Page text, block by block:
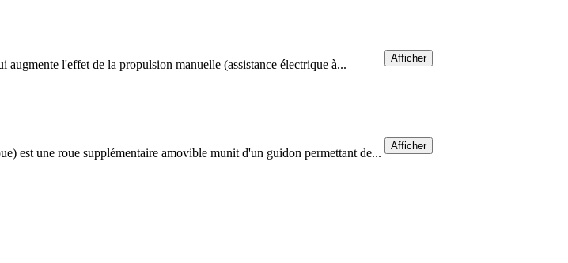
l'effet de la propulsion manuelle (assistance électrique à...
Afficher
est une roue supplémentaire amovible munit d'un guidon permettant de...
Afficher